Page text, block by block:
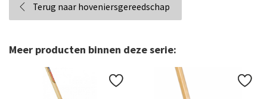
Terug naar hoveniersgereedschap
Meer producten binnen deze serie: